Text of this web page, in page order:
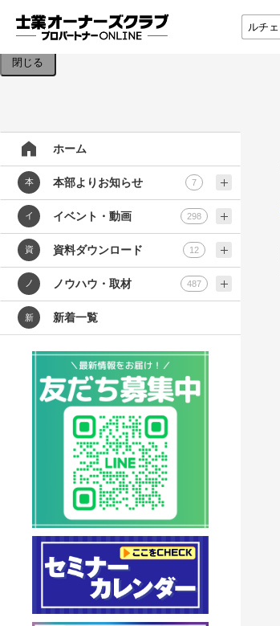
検索条件を入力してください。
閉じる
ホーム
本 本部よりお知らせ 7
イ イベント・動画 298
資 資料ダウンロード 12
ノ ノウハウ・取材 487
新 新着一覧